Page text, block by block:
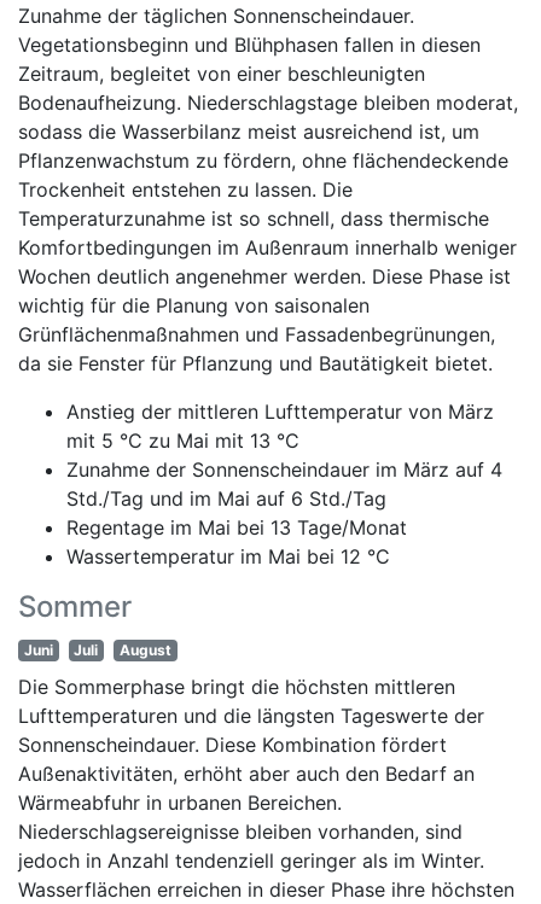
Zunahme der täglichen Sonnenscheindauer.
Vegetationsbeginn und Blühphasen fallen in diesen
Zeitraum, begleitet von einer beschleunigten
Bodenaufheizung. Niederschlagstage bleiben moderat,
sodass die Wasserbilanz meist ausreichend ist, um
Pflanzenwachstum zu fördern, ohne flächendeckende
Trockenheit entstehen zu lassen. Die
Temperaturzunahme ist so schnell, dass thermische
Komfortbedingungen im Außenraum innerhalb weniger
Wochen deutlich angenehmer werden. Diese Phase ist
wichtig für die Planung von saisonalen
Grünflächenmaßnahmen und Fassadenbegrünungen,
da sie Fenster für Pflanzung und Bautätigkeit bietet.
Anstieg der mittleren Lufttemperatur von März
mit 5 °C zu Mai mit 13 °C
Zunahme der Sonnenscheindauer im März auf 4
Std./Tag und im Mai auf 6 Std./Tag
Regentage im Mai bei 13 Tage/Monat
Wassertemperatur im Mai bei 12 °C
Sommer
Juni Juli August
Die Sommerphase bringt die höchsten mittleren
Lufttemperaturen und die längsten Tageswerte der
Sonnenscheindauer. Diese Kombination fördert
Außenaktivitäten, erhöht aber auch den Bedarf an
Wärmeabfuhr in urbanen Bereichen.
Niederschlagsereignisse bleiben vorhanden, sind
jedoch in Anzahl tendenziell geringer als im Winter.
Wasserflächen erreichen in dieser Phase ihre höchsten